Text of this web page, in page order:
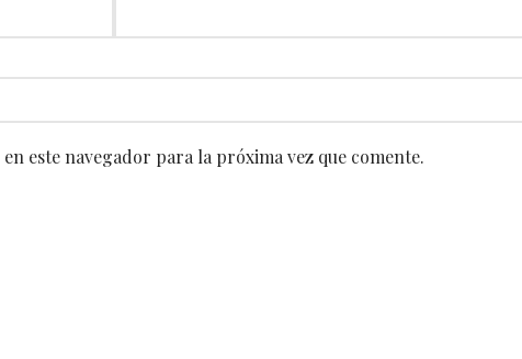
este navegador para la próxima vez que comente.